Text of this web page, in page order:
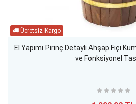
El Yapımı Pirinç Detaylı Ahşap Fıçı
ve Fonksiyonel